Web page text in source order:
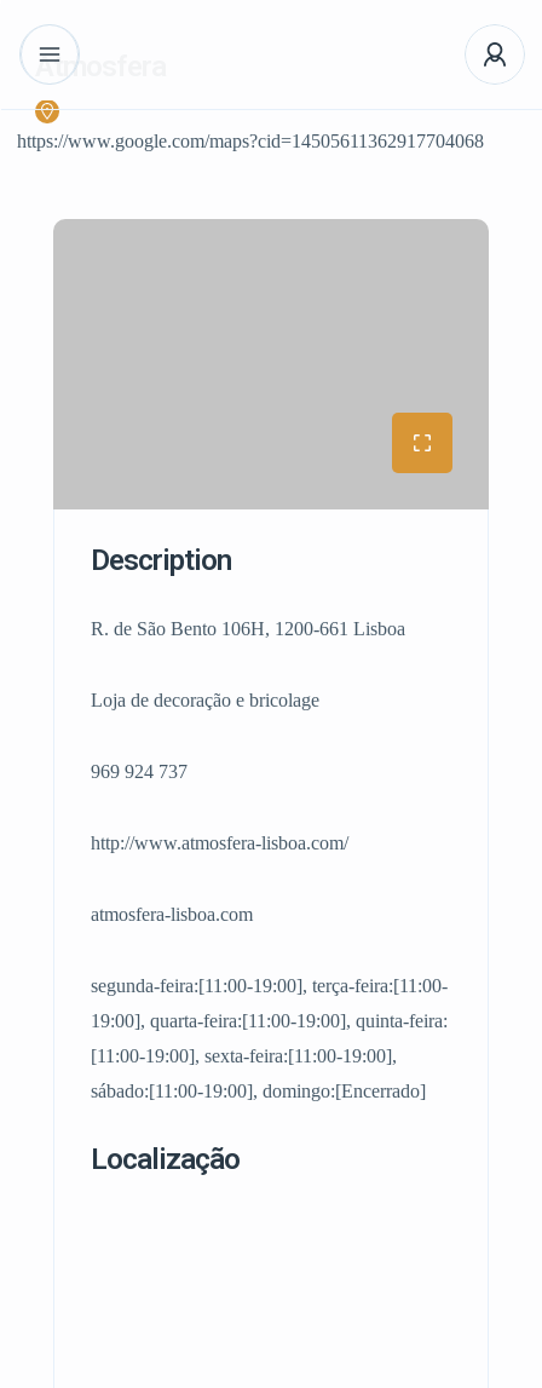
Atmosfera
https://www.google.com/maps?cid=14505611362917704068
Description
R. de São Bento 106H, 1200-661 Lisboa
Loja de decoração e bricolage
969 924 737
http://www.atmosfera-lisboa.com/
atmosfera-lisboa.com
segunda-feira:[11:00-19:00], terça-feira:[11:00-
19:00], quarta-feira:[11:00-19:00], quinta-feira:
[11:00-19:00], sexta-feira:[11:00-19:00],
sábado:[11:00-19:00], domingo:[Encerrado]
Localização